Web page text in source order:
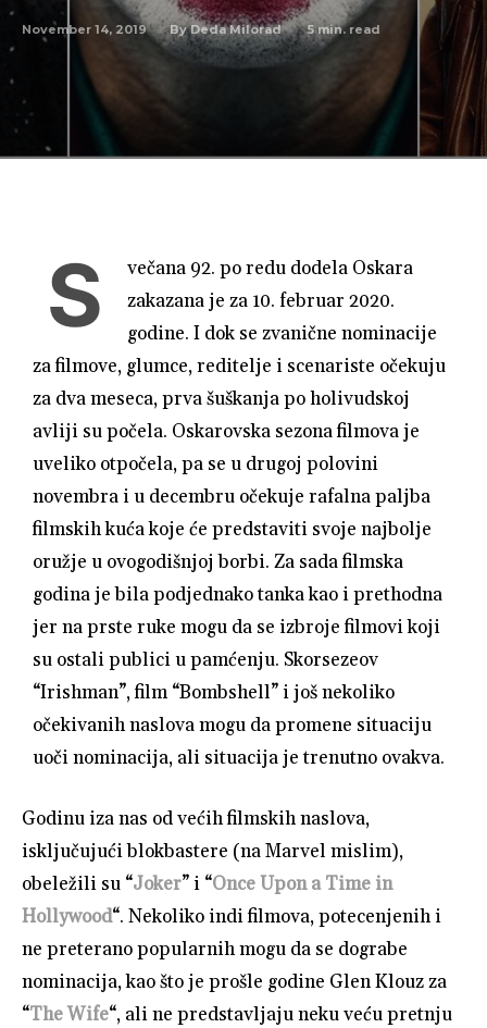
November 14, 2019 By Deda Milorad 5min. read
S
večana 92. po redu dodela Oskara
zakazana je za 10. februar 2020.
godine. I dok se zvanične nominacije
za filmove, glumce, reditelje i scenariste očekuju
za dva meseca, prva šuškanja po holivudskoj
avliji su počela. Oskarovska sezona filmova je
uveliko otpočela, pa se u drugoj polovini
novembra i u decembru očekuje rafalna paljba
filmskih kuća koje će predstaviti svoje najbolje
oružje u ovogodišnjoj borbi. Za sada filmska
godina je bila podjednako tanka kao i prethodna
jer na prste ruke mogu da se izbroje filmovi koji
su ostali publici u pamćenju. Skorsezeov
“Irishman”, film “Bombshell” i još nekoliko
očekivanih naslova mogu da promene situaciju
uoči nominacija, ali situacija je trenutno ovakva.
Godinu iza nas od većih filmskih naslova,
isključujući blokbastere (na Marvel mislim),
obeležili su “Joker” i “Once Upon a Time in
Hollywood“. Nekoliko indi filmova, potecenjenih i
ne preterano popularnih mogu da se dograbe
nominacija, kao što je prošle godine Glen Klouz za
“The Wife“, ali ne predstavljaju neku veću pretnju